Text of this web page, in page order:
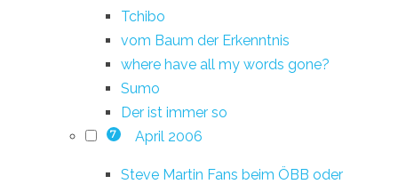
Tchibo
vom Baum der Erkenntnis
where have all my words gone?
Sumo
Der ist immer so
7 April 2006
Steve Martin Fans beim ÖBB oder